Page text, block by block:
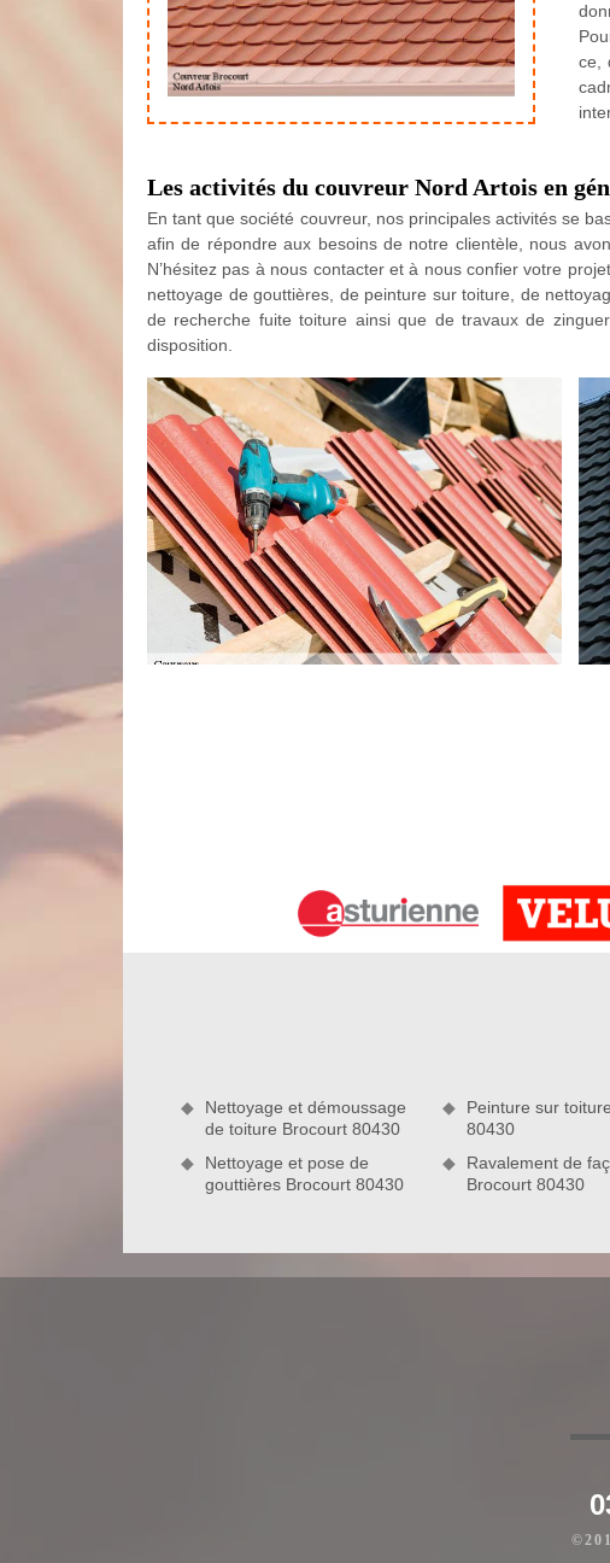
ce,
Les activités du couvreur Nord Artois en
En tant que société couvreur, nos principales activités se
afin de répondre aux besoins de notre clientèle, nous
N’hésitez pas à nous contacter et à nous confier votre
nettoyage de gouttières, de peinture sur toiture, de
de recherche fuite toiture ainsi que de travaux de
disposition.
désirez avoir des informations intéressantes sur les
Nos services d’entretien de toiture dans le
suggère des prestations de nettoyage et démoussage
Artisan couvreur : idéal pour votre projet
Un artisan couvreur est une personne qui dispose des
état d’une toiture en panne. Pour notre cas, nous
Nettoyage et démoussage
de toiture Brocourt 80430
Nettoyage et pose de
gouttières Brocourt 80430
Peinture sur
80430
Ravalement de
Brocourt 80430